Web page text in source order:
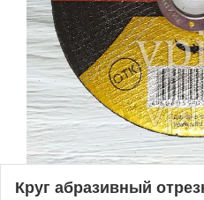
Круг абразивный